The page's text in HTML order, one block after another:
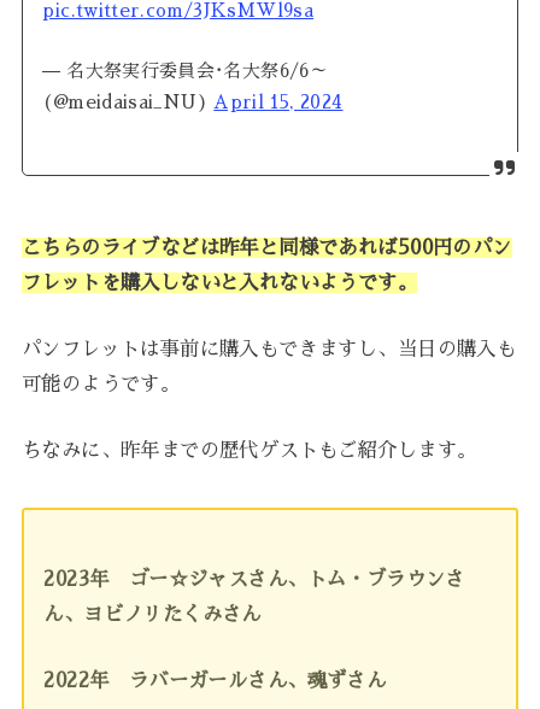
pic.twitter.com/3JKsMWl9sa
— 名大祭実行委員会･名大祭6/6～
(@meidaisai_NU)
April 15, 2024
こちらのライブなどは昨年と同様であれば500円のパン
フレットを購入しないと入れないようです。
パンフレットは事前に購入もできますし、当日の購入も
可能のようです。
ちなみに、昨年までの歴代ゲストもご紹介します。
2023年 ゴー☆ジャスさん、トム・ブラウンさ
ん、
ヨビノリたくみさん
2022年 ラバーガールさん、魂ずさん